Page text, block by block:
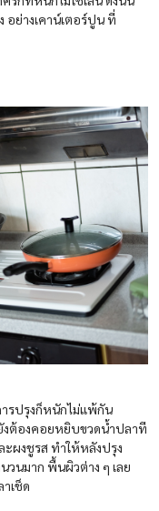
อย่างเคาน์เตอร์ปูน ที่
รปรุงก็หนักไม่แพ้กัน
งต้องคอยหยิบขวดน้ำปลาที
ผงชูรส ทำให้หลังปรุง
วนมาก พื้นผิวต่าง ๆ เลย
เช็ด